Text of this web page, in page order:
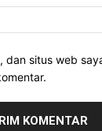
dan situs web